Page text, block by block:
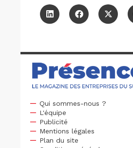
Qui sommes-nous ?
L'équipe
Publicité
Mentions légales
Plan du site